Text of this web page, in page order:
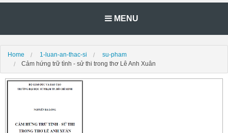
MENU
Home 1-luan-an-thac-si
su-pham
Cảm hứng trữ tình - sử thi trong thơ Lê Anh Xuân